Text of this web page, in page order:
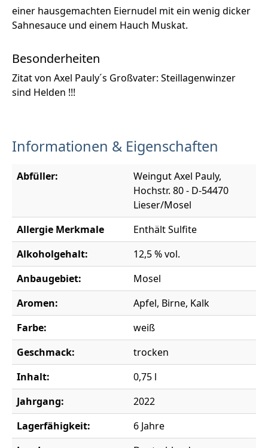
einer hausgemachten Eiernudel mit ein wenig dicker
Sahnesauce und einem Hauch Muskat.
Besonderheiten
Zitat von Axel Pauly´s Großvater: Steillagenwinzer
sind Helden !!!
Informationen & Eigenschaften
Abfüller:
Weingut Axel Pauly,
Hochstr. 80 - D-54470
Lieser/Mosel
Allergie Merkmale
Enthält Sulfite
Alkoholgehalt:
12,5 % vol.
Anbaugebiet:
Mosel
Aromen:
Apfel, Birne, Kalk
Farbe:
weiß
Geschmack:
trocken
Inhalt:
0,75 l
Jahrgang:
2022
Lagerfähigkeit:
6 Jahre